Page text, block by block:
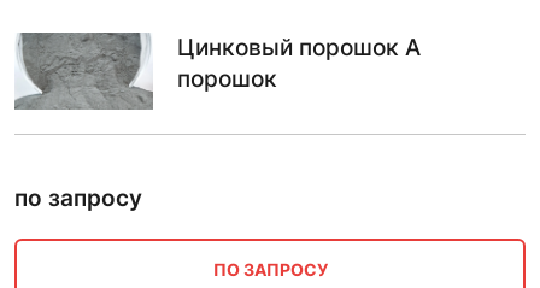
Цинковый порошок А
порошок
по запросу
ПО ЗАПРОСУ